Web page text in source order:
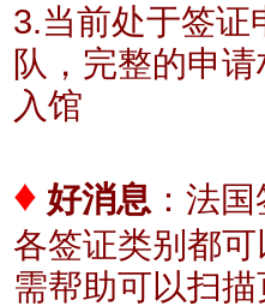
3.当前处于签证
队，完整的申
入馆
♦ 好消息 ： 法国
各签证类别都
需帮助可以扫